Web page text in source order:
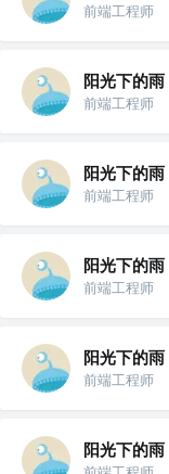
前端工程师
阳光下的雨
前端工程师
阳光下的雨
前端工程师
阳光下的雨
前端工程师
阳光下的雨
前端工程师
阳光下的雨